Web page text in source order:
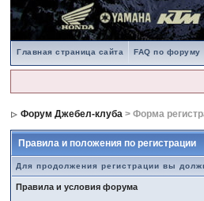
Главная страница сайта FAQ по форуму
Форум Джебел-клуба > Форма
Правила и положения по регистрации
Для продолжения регистрации вы
Правила и условия форума